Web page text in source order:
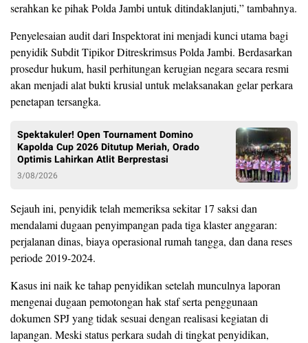
serahkan ke pihak Polda Jambi untuk ditindaklanjuti,” tambahnya.
Penyelesaian audit dari Inspektorat ini menjadi kunci utama bagi
penyidik Subdit Tipikor Ditreskrimsus Polda Jambi. Berdasarkan
prosedur hukum, hasil perhitungan kerugian negara secara resmi
akan menjadi alat bukti krusial untuk melaksanakan gelar perkara
penetapan tersangka.
Spektakuler! Open Tournament Domino
Kapolda Cup 2026 Ditutup Meriah, Orado
Optimis Lahirkan Atlit Berprestasi
3/08/2026
​Sejauh ini, penyidik telah memeriksa sekitar 17 saksi dan
mendalami dugaan penyimpangan pada tiga klaster anggaran:
perjalanan dinas, biaya operasional rumah tangga, dan dana reses
periode 2019-2024.
Kasus ini naik ke tahap penyidikan setelah munculnya laporan
mengenai dugaan pemotongan hak staf serta penggunaan
dokumen SPJ yang tidak sesuai dengan realisasi kegiatan di
lapangan. Meski status perkara sudah di tingkat penyidikan,